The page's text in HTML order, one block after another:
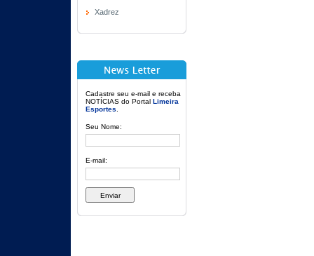
Xadrez
Cadastre seu e-mail e receba
NOTÍCIAS do Portal Limeira
Esportes
Seu Nome:
E-mail: